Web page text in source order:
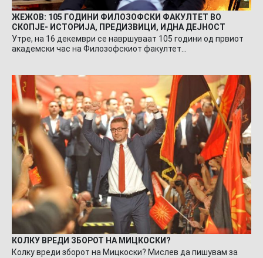
ЖЕЖОВ: 105 ГОДИНИ ФИЛОЗОФСКИ ФАКУЛТЕТ ВО
СКОПЈЕ- ИСТОРИЈА, ПРЕДИЗВИЦИ, ИДНА ДЕЈНОСТ
Утре, на 16 декември се навршуваат 105 години од првиот
академски час на Филозофскиот факултет…
КОЛКУ ВРЕДИ ЗБОРОТ НА МИЦКОСКИ?
Колку вреди зборот на Мицкоски? Мислев да пишувам за